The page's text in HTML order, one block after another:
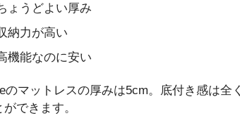
ょうどよい厚み
納力が高い
機能なのに安い
のマットレスの厚みは5cm。底付き感は全
ができます。